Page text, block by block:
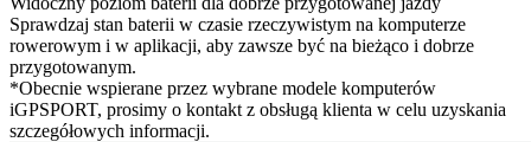
Sprawdzaj stan baterii w czasie rzeczywistym na komputerze
rowerowym i w aplikacji, aby zawsze być na bieżąco i dobrze
przygotowanym.
*Obecnie wspierane przez wybrane modele komputerów
iGPSPORT, prosimy o kontakt z obsługą klienta w celu uzyskania
szczegółowych informacji.